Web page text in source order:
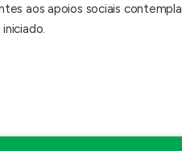
aos apoios sociais